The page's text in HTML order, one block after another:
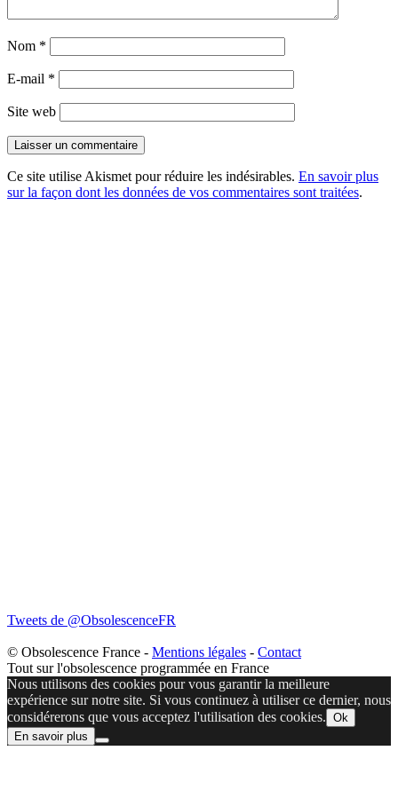
Nom *
E-mail *
Site web
Ce site utilise Akismet pour réduire les indésirables. En savoir plus
sur la façon dont les données de vos commentaires sont traitées.
Tweets de @ObsolescenceFR
© Obsolescence France - Mentions légales - Contact
Tout sur l'obsolescence programmée en France
Nous utilisons des cookies pour vous garantir la meilleure
expérience sur notre site. Si vous continuez à utiliser ce dernier, nous
considérerons que vous acceptez l'utilisation des cookies. Ok
En savoir plus